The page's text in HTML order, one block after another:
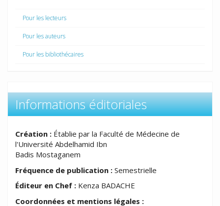
Pour les lecteurs
Pour les auteurs
Pour les bibliothécaires
Informations éditoriales
Création : Établie par la Faculté de Médecine de
l'Université Abdelhamid Ibn
Badis Mostaganem
Fréquence de publication : Semestrielle
Éditeur en Chef : Kenza BADACHE
Coordonnées et mentions légales :